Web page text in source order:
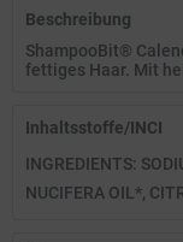
Beschreibung
ShampooBit®
fettiges Haar. Mit
Inhaltsstoffe/INCI
INGREDIENTS:
NUCIFERA OIL*,